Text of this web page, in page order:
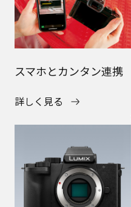
スマホとカンタン連携
詳しく見る